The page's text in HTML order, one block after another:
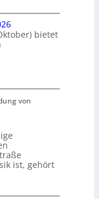
bietet
von
ist, gehört